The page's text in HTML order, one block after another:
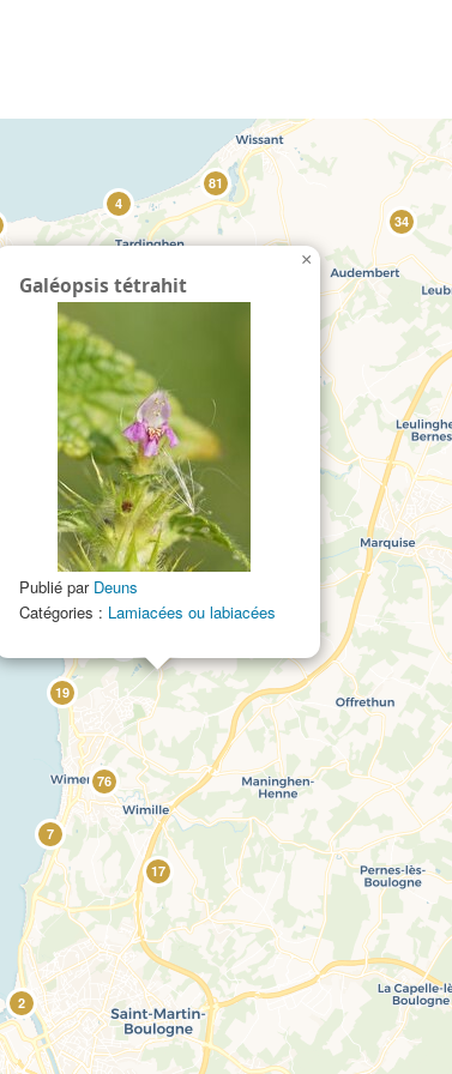
34
4
81
2
17
121
7
19
76
Galéopsis tétrahit
Publié par Deuns
Catégories : Lamiacées ou labiacées
×